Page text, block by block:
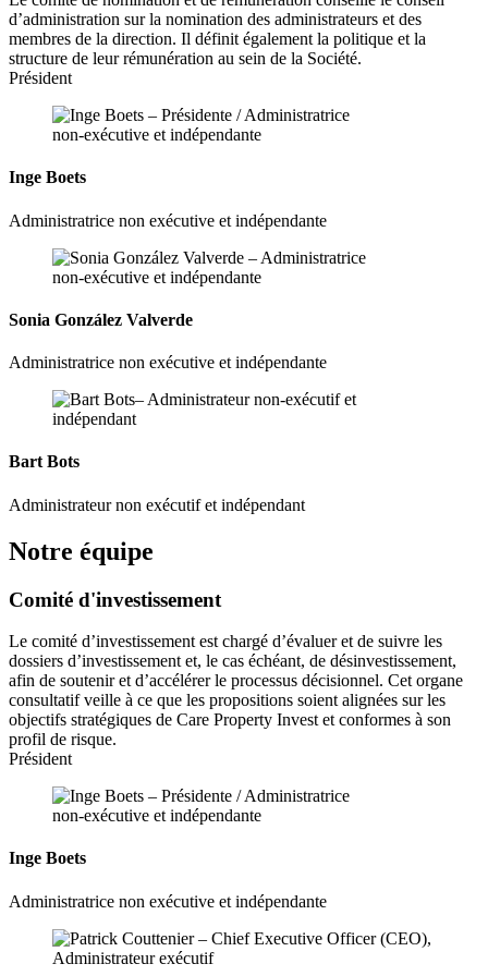
d’administration sur la nomination des administrateurs et des
membres de la direction. Il définit également la politique et la
structure de leur rémunération au sein de la Société.
Président
Inge Boets
Administratrice non exécutive et indépendante
Sonia González Valverde
Administratrice non exécutive et indépendante
Bart Bots
Administrateur non exécutif et indépendant
Notre équipe
Comité d'investissement
Le comité d’investissement est chargé d’évaluer et de suivre les
dossiers d’investissement et, le cas échéant, de désinvestissement,
afin de soutenir et d’accélérer le processus décisionnel. Cet organe
consultatif veille à ce que les propositions soient alignées sur les
objectifs stratégiques de Care Property Invest et conformes à son
profil de risque.
Président
Inge Boets
Administratrice non exécutive et indépendante